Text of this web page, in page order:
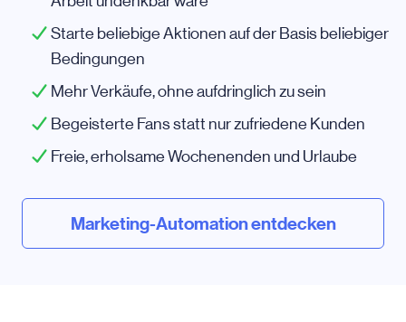
Starte beliebige Aktionen auf der Basis beliebiger
Bedingungen
Mehr Verkäufe, ohne aufdringlich zu sein
Begeisterte Fans statt nur zufriedene Kunden
Freie, erholsame Wochenenden und Urlaube
Marketing-Automation entdecken